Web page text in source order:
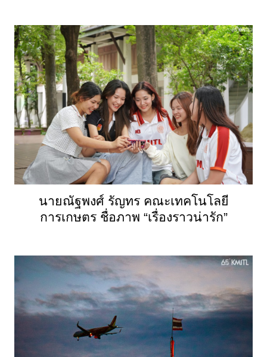
นายณัฐพงศ์ รัญทร คณะเทคโนโลยี
การเกษตร ชื่อภาพ “เรื่องราวน่ารัก”